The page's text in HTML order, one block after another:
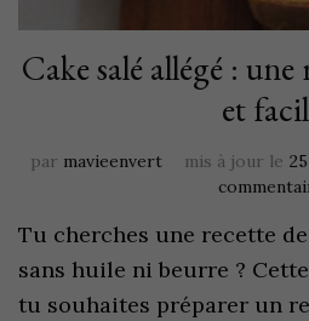
Cake salé allégé : une
et
par mavieenvert mis à jour le
Tu cherches une recette
sans huile ni beurre ?
tu souhaites préparer un